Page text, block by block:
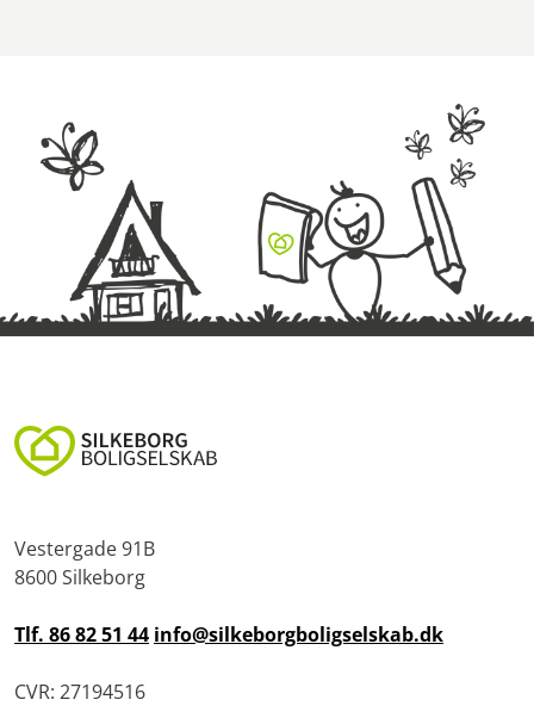
Vestergade 91B
8600 Silkeborg
Tlf. 86 82 51 44 info@silkeborgboligselskab.dk
CVR: 27194516